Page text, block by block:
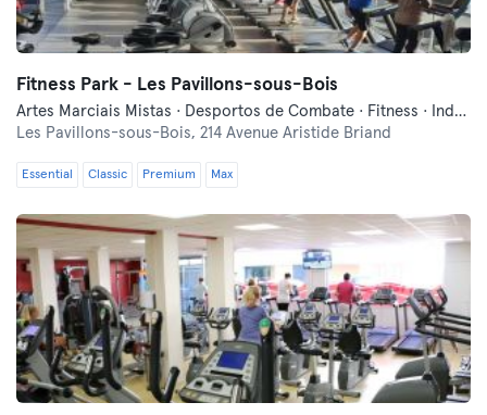
Fitness Park - Les Pavillons-sous-Bois
Artes Marciais Mistas · Desportos de Combate · Fitness · Indoor Cycling · Qi Gong e Tai Chi · Treinos Funcionais
Les Pavillons-sous-Bois, 214 Avenue Aristide Briand
Essential Classic Premium Max